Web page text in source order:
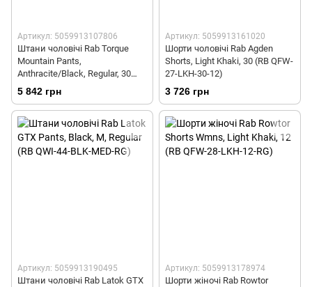
Артикул: 5059913107806
Штани чоловічі Rab Torque
Mountain Pants,
Anthracite/Black, Regular, 30
(QFV-94-ANB-30-RG)
5 842 грн
Артикул: 5059913161020
Шорти чоловічі Rab Agden
Shorts, Light Khaki, 30 (RB QFW-
27-LKH-30-12)
3 726 грн
Артикул: 5059913190495
Штани чоловічі Rab Latok GTX
Артикул: 5059913178974
Шорти жіночі Rab Rowtor